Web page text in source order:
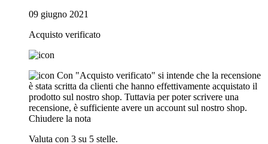
09 giugno 2021
Acquisto verificato
Con "Acquisto verificato" si intende che la recensione
è stata scritta da clienti che hanno effettivamente acquistato il
prodotto sul nostro shop. Tuttavia per poter scrivere una
recensione, è sufficiente avere un account sul nostro shop.
Chiudere la nota
Valuta con 3 su 5 stelle.